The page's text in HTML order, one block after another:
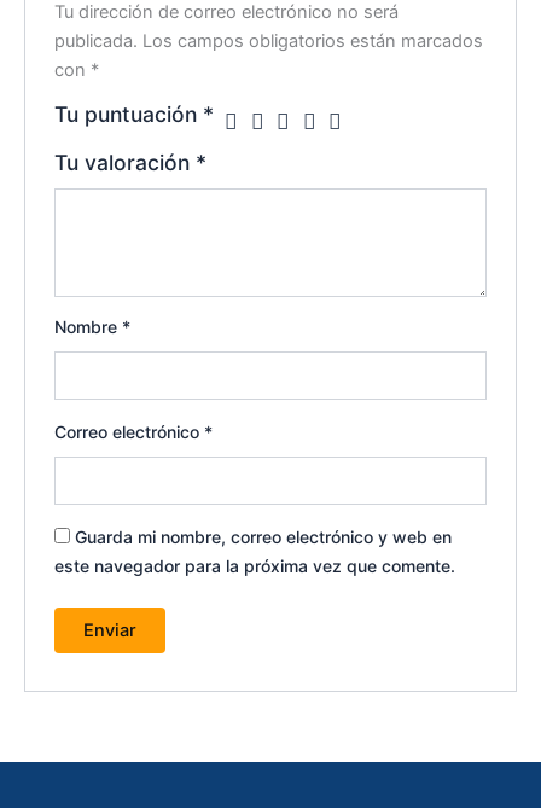
Tu dirección de correo electrónico no será
publicada. Los campos obligatorios están marcados
con *
Tu puntuación *
Tu valoración *
Nombre *
Correo electrónico *
Guarda mi nombre, correo electrónico y web en
este navegador para la próxima vez que comente.